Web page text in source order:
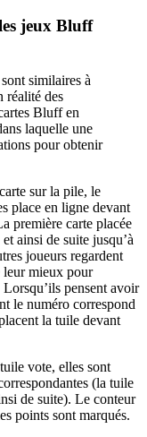
jeux Bluff
similaires à
réalité des
Bluff en
laquelle une
pour obtenir
sur la pile, le
place en ligne devant
première carte placée
ainsi de suite jusqu’à
joueurs regardent
leur mieux pour
pensent avoir
le numéro correspond
la tuile devant
vote, elles sont
(la tuile
de suite). Le conteur
points sont marqués.